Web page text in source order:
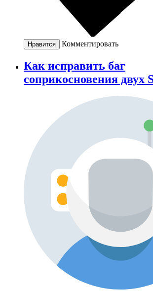
Нравится Комментировать
Как исправить баг
соприкосновения двух